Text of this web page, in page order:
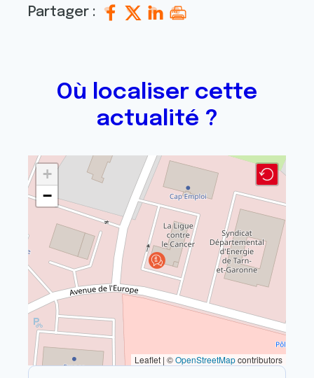
Partager :
Où localiser cette
actualité ?
+
−
Leaflet | ©OpenStreetMapcontributors